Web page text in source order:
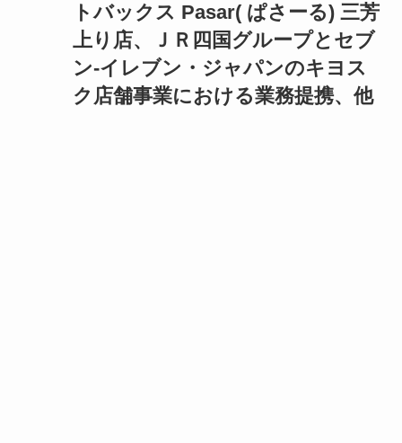
トバックス Pasar( ぱさーる) 三芳
上り店、ＪＲ四国グループとセブ
ン-イレブン・ジャパンのキヨス
ク店舗事業における業務提携、他